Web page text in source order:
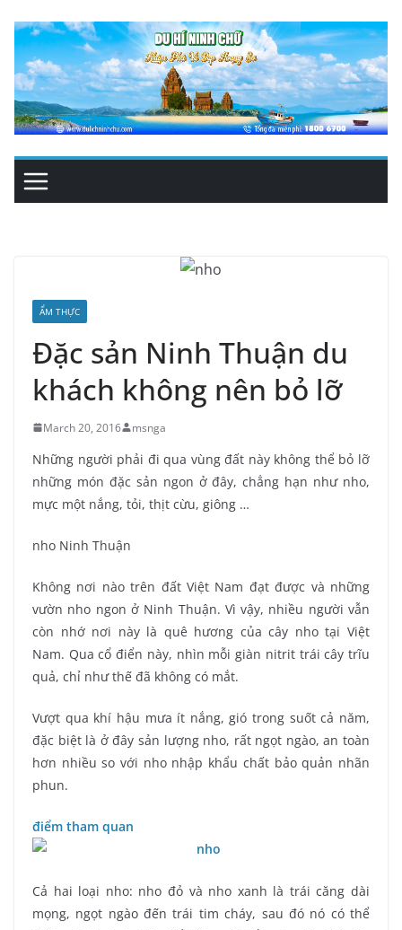
content
ẨM THỰC
Đặc sản Ninh Thuận du
khách không nên bỏ lỡ
March 20, 2016 msnga
Những người phải đi qua vùng đất này không thể bỏ lỡ
những món đặc sản ngon ở đây, chẳng hạn như nho,
mực một nắng, tỏi, thịt cừu, giông …
nho Ninh Thuận
Không nơi nào trên đất Việt Nam đạt được và những
vườn nho ngon ở Ninh Thuận. Vì vậy, nhiều người vẫn
còn nhớ nơi này là quê hương của cây nho tại Việt
Nam. Qua cổ điển này, nhìn mỗi giàn nitrit trái cây trĩu
quả, chỉ như thế đã không có mắt.
Vượt qua khí hậu mưa ít nắng, gió trong suốt cả năm,
đặc biệt là ở đây sản lượng nho, rất ngọt ngào, an toàn
hơn nhiều so với nho nhập khẩu chất bảo quản nhãn
phun.
điểm tham quan
Cả hai loại nho: nho đỏ và nho xanh là trái căng dài
mọng, ngọt ngào đến trái tim cháy, sau đó nó có thể